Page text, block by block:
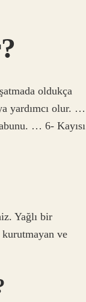
oldukça
yardımcı olur. …
… 6- Kayısı
Yağlı bir
ve